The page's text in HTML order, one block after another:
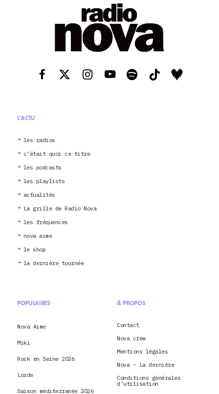
L'ACTU
les radios
c’était quoi ce titre
les podcasts
les playlists
actualités
La grille de Radio Nova
les fréquences
nova aime
le shop
la dernière tournée
POPULAIRES
Nova Aime
Miki
Rock en Seine 2026
Lorde
Saison méditerranée 2026
À PROPOS
Contact
Nova crew
Mentions légales
Nova – La dernière
Conditions générales
d’utilisation